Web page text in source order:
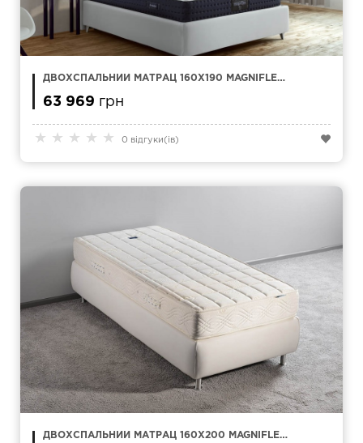
★ ★ ★ ★ ★ 0 відгуки(ів)
ДВОХСПАЛЬНИЙ МАТРАЦ 160Х190 MAGNIFLEX
63 969 грн
ДВОХСПАЛЬНИЙ МАТРАЦ 160Х200 MAGNIFLEX